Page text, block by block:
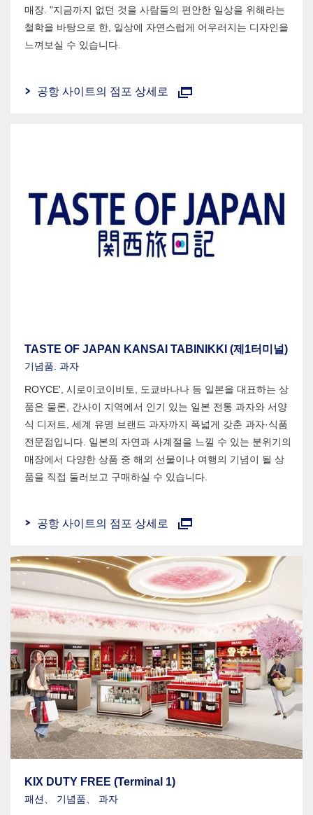
매장. "지금까지 없던 것을 사람들의 편안한 일상을 위해라는
철학을 바탕으로 한, 일상에 자연스럽게 어우러지는 디자인을
느껴보실 수 있습니다.
공항 사이트의 점포 상세로
TASTE OF JAPAN KANSAI TABINIKKI (제1터미널)
기념품. 과자
ROYCE', 시로이코이비토, 도쿄바나나 등 일본을 대표하는 상
품은 물론, 간사이 지역에서 인기 있는 일본 전통 과자와 서양
식 디저트, 세계 유명 브랜드 과자까지 폭넓게 갖춘 과자·식품
전문점입니다. 일본의 자연과 사계절을 느낄 수 있는 분위기의
매장에서 다양한 상품 중 해외 선물이나 여행의 기념이 될 상
품을 직접 둘러보고 구매하실 수 있습니다.
공항 사이트의 점포 상세로
KIX DUTY FREE (Terminal 1)
패션、 기념품、 과자